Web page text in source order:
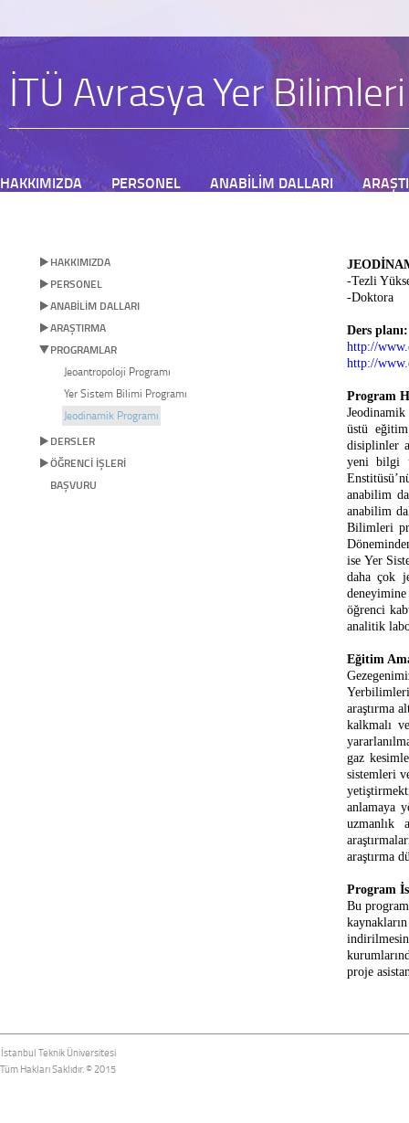
İTÜ Avrasya Yer
HAKKIMIZDA PERSONEL ANABİLİM DALLARI
HAKKIMIZDA
PERSONEL
ANABİLİM DALLARI
ARAŞTIRMA
PROGRAMLAR
Jeoantropoloji Programı
Yer Sistem Bilimi Programı
Jeodinamik Programı
DERSLER
ÖĞRENCİ İŞLERİ
BAŞVURU
-Tezli
-Doktora
Ders planı:
http://
http://
Program
üstü
disiplinler
yeni bilgi
anabilim
anabilim
Bilimleri
ise Yer
daha çok
öğrenci
analitik
Eğitim
araştırma
kalkmalı
gaz
sistemleri
anlamaya
uzmanlık
araştırma
Program
Bu
proje
İstanbul Teknik Üniversitesi
Tüm Hakları Saklıdır. © 2015